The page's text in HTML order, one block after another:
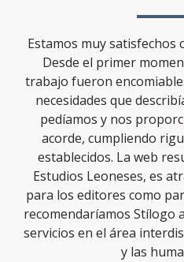
Estamos muy satisfechos
Desde el primer
trabajo fueron
necesidades que
pedíamos y nos
acorde, cumpliendo
establecidos. La web
Estudios Leoneses, es
para los editores como
recomendaríamos Stílogo
servicios en el área
y las